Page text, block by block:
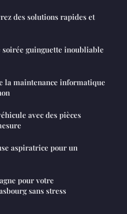
des solutions rapides et
guinguette inoubliable
la maintenance informatique
avec des pièces
aspiratrice pour un
pour votre
sans stress